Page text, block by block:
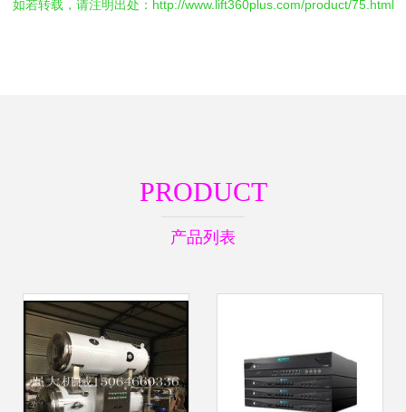
如若转载，请注明出处：http://www.lift360plus.com/product/75.html
PRODUCT
产品列表